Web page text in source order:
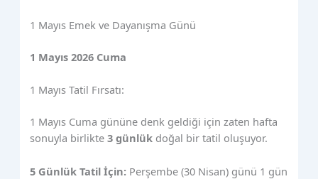
1 Mayıs Emek ve Dayanışma Günü
1 Mayıs 2026 Cuma
1 Mayıs Tatil Fırsatı:
1 Mayıs Cuma gününe denk geldiği için zaten hafta
sonuyla birlikte3 günlük doğal bir tatil oluşuyor.
5 Günlük Tatil İçin: Perşembe (30 Nisan) günü 1 gün